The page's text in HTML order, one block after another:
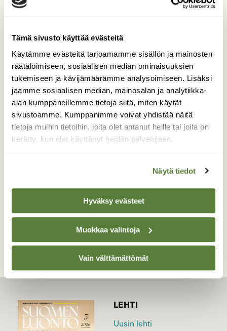
Tämä sivusto käyttää evästeitä
Käytämme evästeitä tarjoamamme sisällön ja mainosten
räätälöimiseen, sosiaalisen median ominaisuuksien
tukemiseen ja kävijämäärämme analysoimiseen. Lisäksi
jaamme sosiaalisen median, mainosalan ja analytiikka-
alan kumppaneillemme tietoja siitä, miten käytät
sivustoamme. Kumppanimme voivat yhdistää näitä
tietoja muihin tietoihin, joita olet antanut heille tai joita on
kerätty, kun olet käyttänyt heidän palvelujaan.
Näytä tiedot
Hyväksy evästeet
Muokkaa valintoja
Vain välttämättömät
Auroraperhonen
Lenteli metsänreunassa ja pellolla
laskeutuen sitten ojanpientareelle
paistattelemaan.
LEHTI
Uusin lehti